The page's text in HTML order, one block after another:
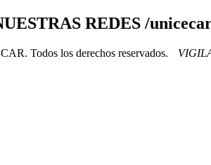
REDES /
Todos los derechos reservados.